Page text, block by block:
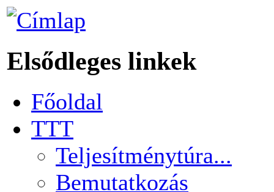
Elsődleges linkek
Főoldal
TTT
Teljesítménytúra...
Bemutatkozás